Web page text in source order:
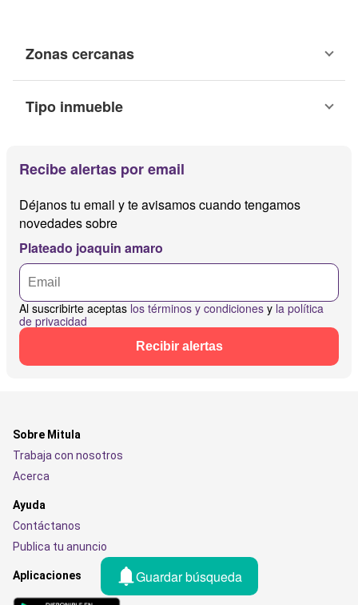
Zonas cercanas
Tipo inmueble
Recibe alertas por email
Déjanos tu email y te avisamos cuando tengamos
novedades sobre
Plateado joaquin amaro
Al suscribirte aceptas los términos y condiciones y la política
de privacidad
Recibir alertas
Guardar búsqueda
Sobre Mitula
Trabaja con nosotros
Acerca
Ayuda
Contáctanos
Publica tu anuncio
Aplicaciones